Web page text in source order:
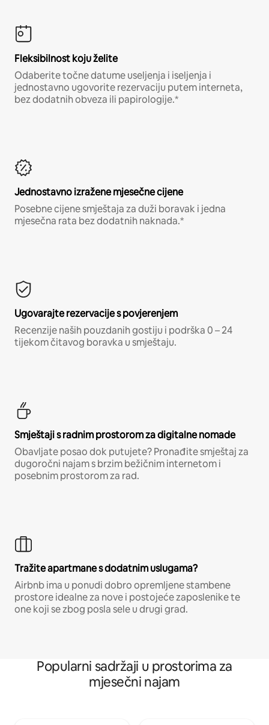
Fleksibilnost koju želite
Odaberite točne datume useljenja i iseljenja i
jednostavno ugovorite rezervaciju putem interneta,
bez dodatnih obveza ili papirologije.*
Jednostavno izražene mjesečne cijene
Posebne cijene smještaja za duži boravak i jedna
mjesečna rata bez dodatnih naknada.*
Ugovarajte rezervacije s povjerenjem
Recenzije naših pouzdanih gostiju i podrška 0 – 24
tijekom čitavog boravka u smještaju.
Smještaji s radnim prostorom za digitalne nomade
Obavljate posao dok putujete? Pronađite smještaj za
dugoročni najam s brzim bežičnim internetom i
posebnim prostorom za rad.
Tražite apartmane s dodatnim uslugama?
Airbnb ima u ponudi dobro opremljene stambene
prostore idealne za nove i postojeće zaposlenike te
one koji se zbog posla sele u drugi grad.
Popularni sadržaji u prostorima za
mjesečni najam